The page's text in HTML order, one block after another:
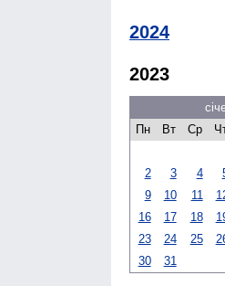
2024
2023
Пн
Вт Ср
2
3 4
9
10 11
16
17 18
23
24 25
30
31